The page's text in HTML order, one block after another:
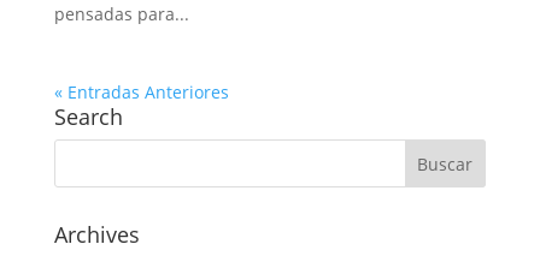
pensadas para...
« Entradas Anteriores
Search
Archives